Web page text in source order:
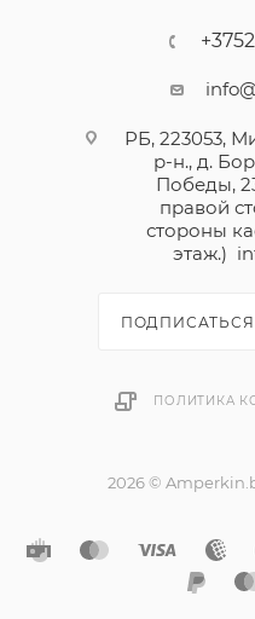
РБ, 223053,
р-н., д.
Победы,
правой
стороны
этаж.)
ПОЛИТИКА
2026 ©